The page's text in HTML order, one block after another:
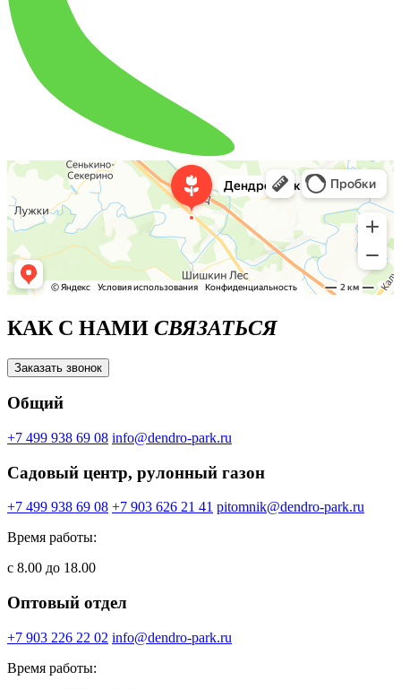
КАК С НАМИ СВЯЗАТЬСЯ
Заказать звонок
Общий
+7 499 938 69 08 info@dendro-park.ru
Садовый центр, рулонный газон
+7 499 938 69 08 +7 903 626 21 41 pitomnik@dendro-park.ru
Время работы:
с 8.00 до 18.00
Оптовый отдел
+7 903 226 22 02 info@dendro-park.ru
Время работы: